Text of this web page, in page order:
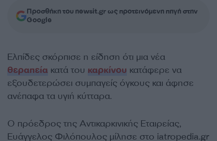
Προσθήκη του newsit.gr ως προτεινόμενη πηγή στην
Google
Ελπίδες σκόρπισε η είδηση ότι μια νέα
θεραπεία κατά του καρκίνου κατάφερε να
εξουδετερώσει συμπαγείς όγκους και άφησε
ανέπαφα τα υγιή κύτταρα.
Ο πρόεδρος της Αντικαρκινικής Εταιρείας,
Ευάγγελος Φιλόπουλος μίλησε στο iatropedia.gr